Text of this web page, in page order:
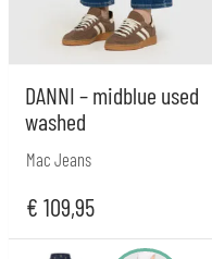
DANNI – midblue used
washed
Mac Jeans
€ 109,95